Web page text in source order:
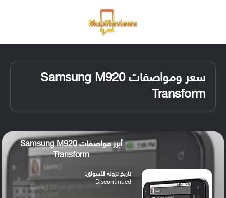
سعر ومواصفات Samsung M920
Transform
أبرز مواصفات Samsung M920
Transform
تاريخ نزوله الأسواق:
Discontinued